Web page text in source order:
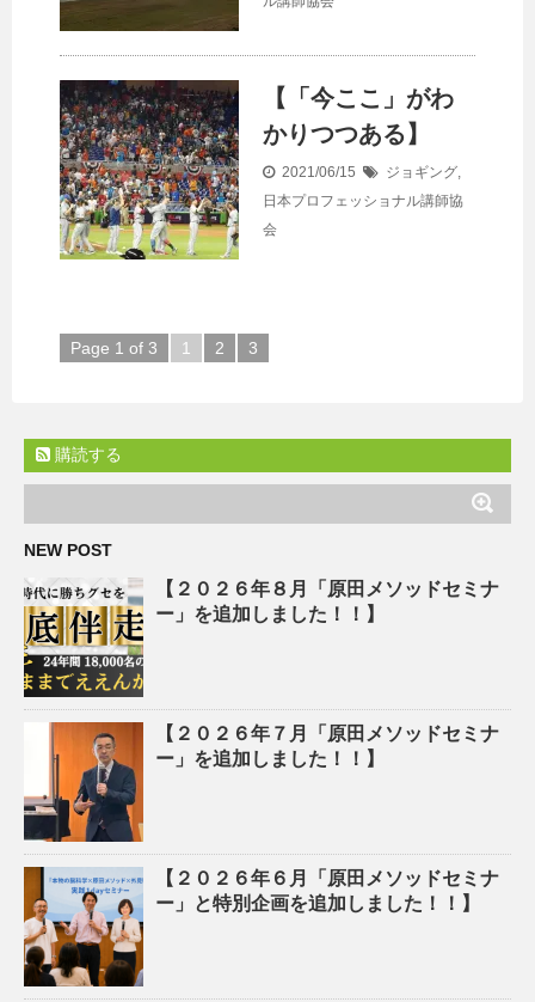
【「今ここ」がわ
かりつつある】
2021/06/15 ジョギング,
日本プロフェッショナル講師協
会
Page 1 of 3 1 2 3
購読する
NEW POST
【２０２６年８月「原田メソッドセミナ
ー」を追加しました！！】
【２０２６年７月「原田メソッドセミナ
ー」を追加しました！！】
【２０２６年６月「原田メソッドセミナ
ー」と特別企画を追加しました！！】